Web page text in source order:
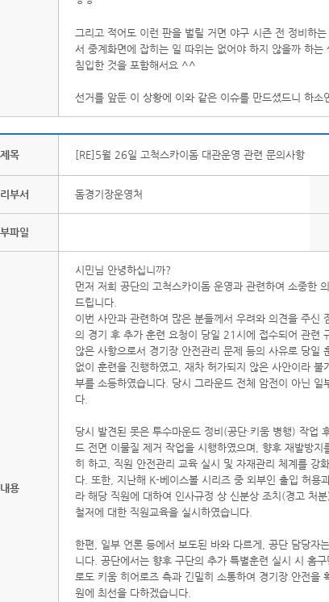
그리고 적어도 이런 판을 벌릴 거면 야구 시즌 전 정비하
서 중계화면에 잡히는 일 따위는 없어야 하지 않을까 하
침입한 것을 포함해서요 ^^
선거를 앞둔 이 상황에 이와 같은 이슈를 만드셨드니 하소
제목 [RE]5월 26일 고척스카이돔 대관운영 관련 문의사항
부서 돔경기장운영처
파일
내용
시민님 안녕하십니까?
먼저 저희 공단의 고척스카이돔 운영과 관련하여 소중한
드립니다.
이번 사안과 관련하여 많은 분들께서 우려와 의견을 주
의 경기 후 추가 훈련 요청이 당일 21시에 접수되어 관련
않은 사항으로서 경기장 안전관리 문제 등의 사유로 당일
없이 훈련을 진행하였고, 재차 허가되지 않은 사안이라
부를 소등하였습니다. 당시 그라운드 전체 암전이 아닌
다.
당시 발견된 못은 투수마운드 정비(공단·키움 병행) 작업
드 전면 이물질 제거 작업을 시행하였으며, 향후 재발방
히 하고, 직원 안전관리 교육 실시 및 자재관리 체계를 강
다. 또한, 지난해 K-베이스볼 시리즈 중 외부인 출입 허용
라 해당 직원에 대하여 인사규정 상 신분상 조치(경고 처
철저에 대한 직원교육을 실시하였습니다.
한편, 일부 언론 등에서 보도된 바와 다르게, 공단 담당자
니다. 공단에서는 향후 구단의 추가 특별훈련 실시 시 홈
로도 키움 히어로즈 측과 긴밀히 소통하여 경기장 안전을
원에 최선을 다하겠습니다.